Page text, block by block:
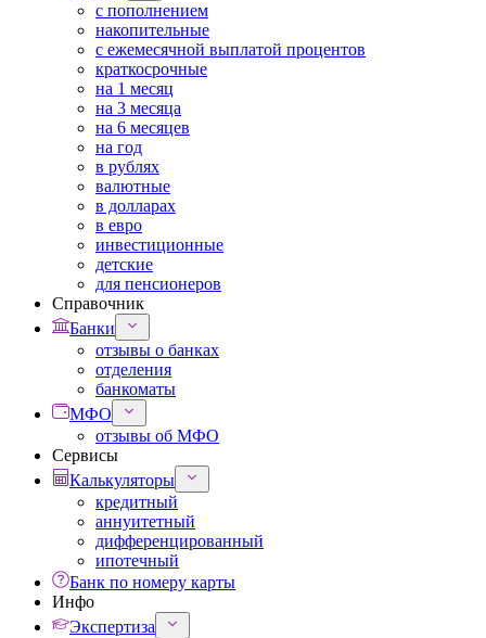
с пополнением
накопительные
с ежемесячной выплатой процентов
краткосрочные
на 1 месяц
на 3 месяца
на 6 месяцев
на год
в рублях
валютные
в долларах
в евро
инвестиционные
детские
для пенсионеров
Справочник
Банки
отзывы о банках
отделения
банкоматы
МФО
отзывы об МФО
Сервисы
Калькуляторы
кредитный
аннуитетный
дифференцированный
ипотечный
Банк по номеру карты
Инфо
Экспертиза